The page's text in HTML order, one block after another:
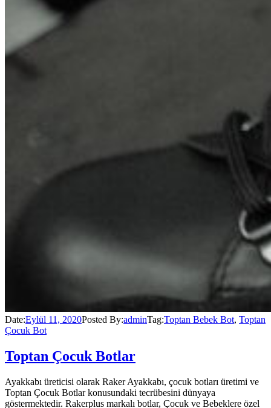
Date:Eylül 11, 2020Posted By:adminTag:Toptan Bebek Bot, Toptan
Çocuk Bot
Toptan Çocuk Botlar
Ayakkabı üreticisi olarak Raker Ayakkabı, çocuk botları üretimi ve
Toptan Çocuk Botlar konusundaki tecrübesini dünyaya
göstermektedir. Rakerplus markalı botlar, Çocuk ve Bebeklere özel